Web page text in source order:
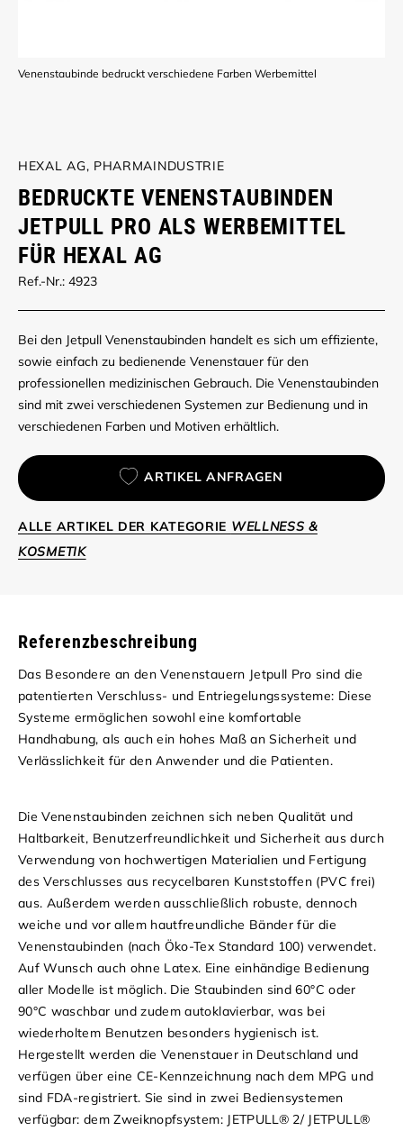
Venenstaubinde bedruckt verschiedene Farben Werbemittel
HEXAL AG, PHARMAINDUSTRIE
BEDRUCKTE VENENSTAUBINDEN
JETPULL PRO ALS WERBEMITTEL
FÜR HEXAL AG
Ref.-Nr.: 4923
Bei den Jetpull Venenstaubinden handelt es sich um effiziente,
sowie einfach zu bedienende Venenstauer für den
professionellen medizinischen Gebrauch. Die Venenstaubinden
sind mit zwei verschiedenen Systemen zur Bedienung und in
verschiedenen Farben und Motiven erhältlich.
ARTIKEL ANFRAGEN
ALLE ARTIKEL DER KATEGORIE WELLNESS &
KOSMETIK
Referenzbeschreibung
Das Besondere an den Venenstauern Jetpull Pro sind die
patentierten Verschluss- und Entriegelungssysteme: Diese
Systeme ermöglichen sowohl eine komfortable
Handhabung, als auch ein hohes Maß an Sicherheit und
Verlässlichkeit für den Anwender und die Patienten.
Die Venenstaubinden zeichnen sich neben Qualität und
Haltbarkeit, Benutzerfreundlichkeit und Sicherheit aus durch
Verwendung von hochwertigen Materialien und Fertigung
des Verschlusses aus recycelbaren Kunststoffen (PVC frei)
aus. Außerdem werden ausschließlich robuste, dennoch
weiche und vor allem hautfreundliche Bänder für die
Venenstaubinden (nach Öko-Tex Standard 100) verwendet.
Auf Wunsch auch ohne Latex. Eine einhändige Bedienung
aller Modelle ist möglich. Die Staubinden sind 60°C oder
90°C waschbar und zudem autoklavierbar, was bei
wiederholtem Benutzen besonders hygienisch ist.
Hergestellt werden die Venenstauer in Deutschland und
verfügen über eine CE-Kennzeichnung nach dem MPG und
sind FDA-registriert. Sie sind in zwei Bediensystemen
verfügbar: dem Zweiknopfsystem: JETPULL® 2/ JETPULL®